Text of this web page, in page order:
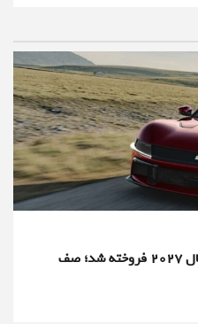
تمامی محصولات فراری تا پایان سال ۲۰۲۷ فروخته شد؛ صف